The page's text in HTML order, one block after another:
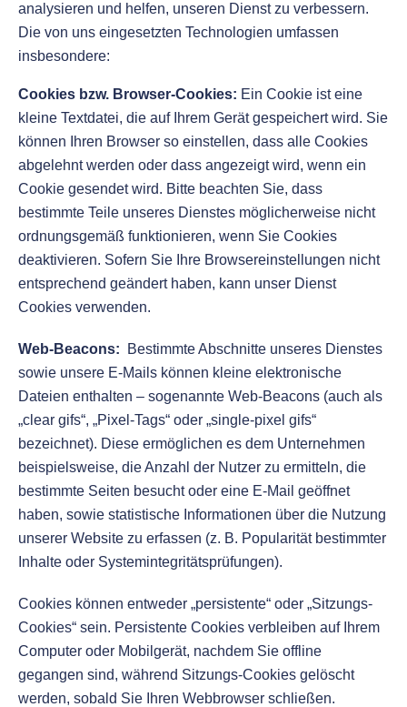
analysieren und helfen, unseren Dienst zu verbessern.
Die von uns eingesetzten Technologien umfassen
insbesondere:
Cookies bzw. Browser-Cookies: Ein Cookie ist eine
kleine Textdatei, die auf Ihrem Gerät gespeichert wird. Sie
können Ihren Browser so einstellen, dass alle Cookies
abgelehnt werden oder dass angezeigt wird, wenn ein
Cookie gesendet wird. Bitte beachten Sie, dass
bestimmte Teile unseres Dienstes möglicherweise nicht
ordnungsgemäß funktionieren, wenn Sie Cookies
deaktivieren. Sofern Sie Ihre Browsereinstellungen nicht
entsprechend geändert haben, kann unser Dienst
Cookies verwenden.
Web-Beacons:
Bestimmte Abschnitte unseres Dienstes
sowie unsere E-Mails können kleine elektronische
Dateien enthalten – sogenannte Web-Beacons (auch als
„clear gifs“, „Pixel-Tags“ oder „single-pixel gifs“
bezeichnet). Diese ermöglichen es dem Unternehmen
beispielsweise, die Anzahl der Nutzer zu ermitteln, die
bestimmte Seiten besucht oder eine E-Mail geöffnet
haben, sowie statistische Informationen über die Nutzung
unserer Website zu erfassen (z. B. Popularität bestimmter
Inhalte oder Systemintegritätsprüfungen).
Cookies können entweder „persistente“ oder „Sitzungs-
Cookies“ sein. Persistente Cookies verbleiben auf Ihrem
Computer oder Mobilgerät, nachdem Sie offline
gegangen sind, während Sitzungs-Cookies gelöscht
werden, sobald Sie Ihren Webbrowser schließen.